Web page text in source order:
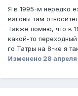
Я в 1995-м нередко
вагоны там
Также помню, что в
какой-то
го Татры на 8-ке я
Изменено 28 апреля